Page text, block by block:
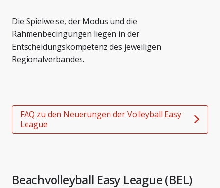
Die Spielweise, der Modus und die
Rahmenbedingungen liegen in der
Entscheidungskompetenz des jeweiligen
Regionalverbandes.
FAQ zu den Neuerungen der Volleyball Easy
League
Beachvolleyball Easy League (BEL)